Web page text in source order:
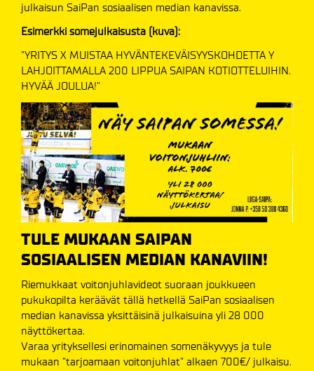
julkaisun SaiPan sosiaalisen median kanavissa.
Esimerkki somejulkaisusta (kuva):
”YRITYS X MUISTAA HYVÄNTEKEVÄISYYSKOHDETTA Y
LAHJOITTAMALLA 200 LIPPUA SAIPAN KOTIOTTELUIHIN.
HYVÄÄ JOULUA!”
TULE MUKAAN SAIPAN
SOSIAALISEN MEDIAN KANAVIIN!
Riemukkaat voitonjuhlavideot suoraan joukkueen
pukukopilta keräävät tällä hetkellä SaiPan sosiaalisen
median kanavissa yksittäisinä julkaisuina yli 28 000
näyttökertaa.
Varaa yrityksellesi erinomainen somenäkyvyys ja tule
mukaan ”tarjoamaan voitonjuhlat” alkaen 700€/ julkaisu.